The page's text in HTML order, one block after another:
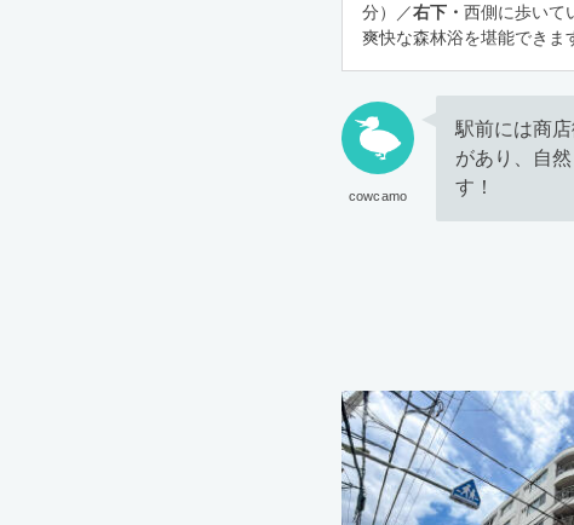
分）／右下・ 西側に歩いて
爽快な森林浴を堪能できま
cowcamo
駅前には商
があり、自
す！